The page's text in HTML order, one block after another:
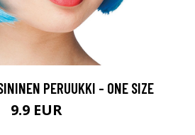
PERUUKKI - ONE SIZE
9.9 EUR